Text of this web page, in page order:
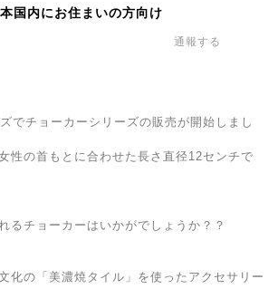
本国内にお住まいの方向け
通報する
でチョーカーシリーズの販売が開始しまし
性の首もとに合わせた長さ直径12センチで
るチョーカーはいかがでしょうか？？
化の「美濃焼タイル」を使ったアクセサリー